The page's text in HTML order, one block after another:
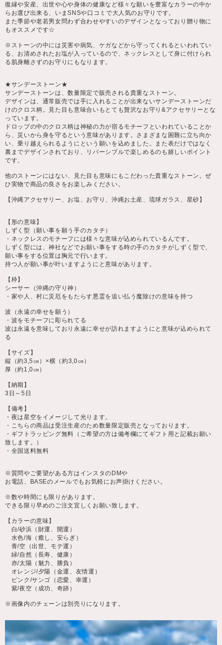
復縁や安産、出世や心や身体の健康など様々な願いを豊富なカラーの中か
らお選び出来る、いまSNSや口コミで大人気のお守りです。
また季節や老若男女問わず合わせやすいのデザインとなっており贈り物に
もオススメです☆
※ストーンの中には災害や病気、ケガなどから守ってくれるといわれてい
る、お清めされたお塩が入っているので、ネックレスとして身に付けられ
る肌身離さずのお守りにもなります。
★サンデーストーン★
サンデーストーンは、数量限定で販売される貴重なストーン。
デザインは、通常販売では手に入れることが出来ないサンデーストーンだ
けのクロス柄。見た目も意味合いもとても贅沢なお守り&アクセサリーとな
っています。
ドロップの中のクロス柄は神秘の力が宿るモチーフといわれていることか
ら、災いから身を守るという意味があります。さまざまな困難に立ち向か
い、乗り越えられるようにという願いを込めました。また表だけではなく
裏までデザインされており、リバーシブルで楽しめるのも嬉しいポイント
です。
他のストーンにはない、見た目も意味にもこだわった貴重なストーン。ぜ
ひ実物で商品の良さをお楽しみください。
【沖縄アクセサリー、お塩、お守り、沖縄お土産、琉球ガラス、星砂】
【形の意味】
しずく型（願い事を願う手のカタチ）
・ネックレスのモチーフには様々な意味が込められているんです。
しずく型には、神社などでお願い事をする時の手のカタチがしずく型で、
願い事をする位置は胸元で行います。
持つ人が願い事が叶いますようにと意味があります。
【枠】
シーサー（沖縄の守り神）
・家や人、村に災厄をもたらす悪霊を追い払う魔除けの意味を持つ
波（永遠の幸せを願う）
・波をモチーフに彫られてる
波は永遠を意味しており永遠に幸せが訪れますようにと意味が込められて
る
【サイズ】
縦（約3,5㎝）×横（約3,0㎝）
厚（約1,0㎝）
【納期】
3日～5日
【備考】
・夜は星空をイメージして光ります。
・こちらの商品は受注生産のため数量限定販売となっております。
・ギフトラッピング無料（ご希望の方は備考欄にてギフト用と記載お願い
致します。）
・全国送料無料
※質問やご要望がある方はインスタのDMや
お電話、BASEのメールでもお気軽にお声掛けください。
※数や時間にも限りがあります。
できる限り早めのご注文宜しくお願い致します。
【カラーの意味】
白/砂浜（財運、開運）
水色/海（癒し、安らぎ）
青/空（出世、モテ運）
緑/自然（長寿、健康）
赤/太陽（魅力、勝負）
オレンジ/夕陽（金運、友情運）
ピンク/サンゴ（恋愛、幸運）
紫/夜空（成功、奇跡）
※画像内のチェーンは別売りになります。